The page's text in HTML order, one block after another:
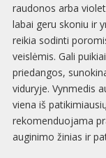
raudonos arba
labai geru skoniu ir
reikia sodinti
veislėmis. Gali
priedangos,
viduryje. Vynmedis
viena iš
rekomenduojama
auginimo žinias ir